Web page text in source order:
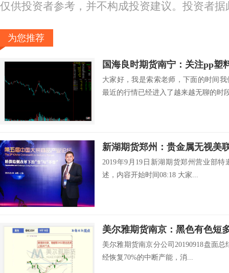
仅供投资者参考，并不构成投资建议。投资者
为您推荐
大家好，我是索索老师，下面的时间
最近的行情已经进入了越来越无聊的时
2019年9月19日新湖期货郑州营业部
述，内容开始时间08:18 大家...
美尔雅期货南京：黑色有色短
美尔雅期货南京分公司20190918盘面
经恢复70%的中断产能，消...